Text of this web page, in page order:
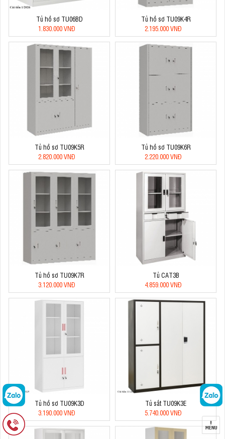
Tủ hồ sơ TU06BD
1.830.000 VNĐ
Tủ hồ sơ TU09K4R
2.195.000 VNĐ
Tủ hồ sơ TU09K5R
2.820.000 VNĐ
Tủ hồ sơ TU09K6R
2.220.000 VNĐ
Tủ hồ sơ TU09K7R
3.120.000 VNĐ
Tủ CAT3B
4.859.000 VNĐ
Tủ hồ sơ TU09K3D
3.190.000 VNĐ
Tủ sắt TU09K3E
5.740.000 VNĐ